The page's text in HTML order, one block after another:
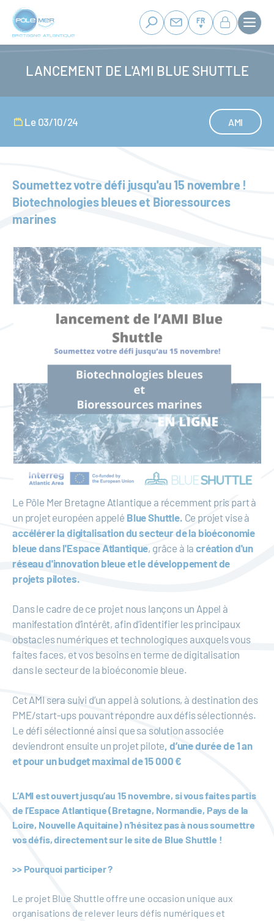
Panneau de gestion des cookies
Aller
contenu
FR
LANCEMENT DE L'AMI BLUE SHUTTLE
Le 03/10/24 AMI
Soumettez votre défi jusqu'au 15 novembre !
Biotechnologies bleues et Bioressources
marines
Le Pôle Mer Bretagne Atlantique a récemment pris part à
un projet européen appelé Blue Shuttle. Ce projet vise à
accélérer la digitalisation du secteur de la bioéconomie
bleue dans l'Espace Atlantique, grâce à lacréation d'un
réseau d'innovation bleue et le développement de
projets pilotes.
Dans le cadre de ce projet nous lançons un Appel à
manifestation d’intérêt, afin d’identifier les principaux
obstacles numériques et technologiques auxquels vous
faites faces, et vos besoins en terme de digitalisation
dans le secteur de la bioéconomie bleue.
Cet AMI sera suivi d’un appel à solutions, à destination des
PME/start-ups pouvant répondre aux défis sélectionnés.
Le défi sélectionné ainsi que sa solution associée
deviendront ensuite un projet pilote, d’une durée de 1 an
et pour un budget maximal de 15 000 €
L’AMI est ouvert jusqu’au 15 novembre, si vous faites partis
de l’Espace Atlantique (Bretagne, Normandie, Pays de la
Loire, Nouvelle Aquitaine) n’hésitez pas à nous soumettre
vos défis, directement sur le site de Blue Shuttle !
>> Pourquoi participer ?
Le projet Blue Shuttle offre une occasion unique aux
organisations de relever leurs défis numériques et